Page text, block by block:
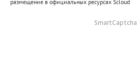
размещение в официальных ресурсах Scloud
SmartCaptcha